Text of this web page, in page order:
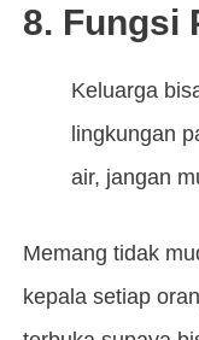
8. Fungsi
Keluarga
lingkungan
air, jangan
Memang tidak
kepala setiap